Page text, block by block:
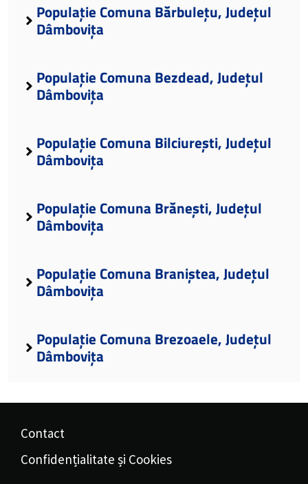
Populație Comuna Bărbulețu, Județul
Dâmbovița
Populație Comuna Bezdead, Județul
Dâmbovița
Populație Comuna Bilciurești, Județul
Dâmbovița
Populație Comuna Brănești, Județul
Dâmbovița
Populație Comuna Braniștea, Județul
Dâmbovița
Populație Comuna Brezoaele, Județul
Dâmbovița
Contact
Confidențialitate și Cookies